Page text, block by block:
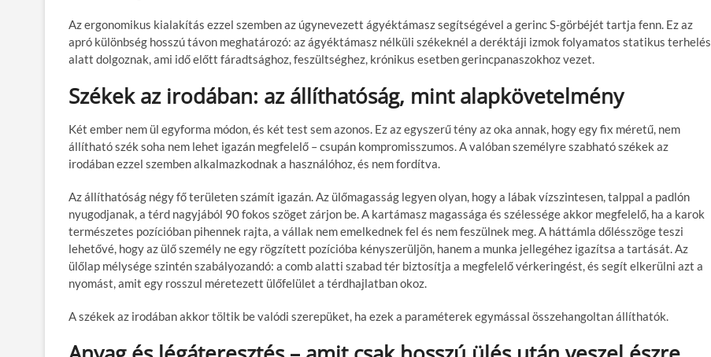
Az ergonomikus kialakítás ezzel szemben az úgynevezett ágyéktámasz segítségével a gerinc S-görbéjét tartja fenn. Ez az
apró különbség hosszú távon meghatározó: az ágyéktámasz nélküli székeknél a deréktáji izmok folyamatos statikus terhelés
alatt dolgoznak, ami idő előtt fáradtsághoz, feszültséghez, krónikus esetben gerincpanaszokhoz vezet.
Székek az irodában: az állíthatóság, mint alapkövetelmény
Két ember nem ül egyforma módon, és két test sem azonos. Ez az egyszerű tény az oka annak, hogy egy fix méretű, nem
állítható szék soha nem lehet igazán megfelelő – csupán kompromisszumos. A valóbanszemélyre szabható székek az
irodábanezzel szemben alkalmazkodnak a használóhoz, és nem fordítva.
Azállíthatóság négy fő területen számít igazán. Az ülőmagasság legyen olyan, hogy a lábak vízszintesen, talppal a padlón
nyugodjanak, a térd nagyjából 90 fokos szöget zárjon be. A kartámasz magassága és szélességeakkor megfelelő, ha a karok
természetes pozícióban pihennek rajta, a vállak nem emelkednek fel és nem feszülnek meg. A háttámla dőlésszögeteszi
lehetővé, hogy az ülő személy ne egy rögzített pozícióba kényszerüljön, hanem a munka jellegéhez igazítsa a tartását. Az
ülőlap mélységeszintén szabályozandó: a comb alatti szabad tér biztosítja a megfelelő vérkeringést, és segít elkerülni azt a
nyomást, amit egy rosszul méretezett ülőfelület a térdhajlatban okoz.
A székek az irodában akkor töltik be valódi szerepüket, ha ezek a paraméterek egymással összehangoltanállíthatók.